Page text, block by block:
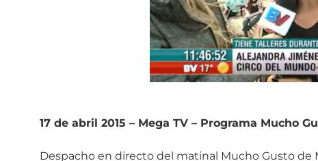
17 de abril 2015 – Mega TV – Programa Mucho
Despacho en directo del matinal Mucho Gusto de